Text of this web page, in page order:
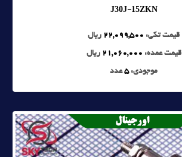
J30J-15ZKN
قیمت تکی: 22,099,500 ریال
قیمت عمده: 21,060,000 ریال
موجودی:5عدد